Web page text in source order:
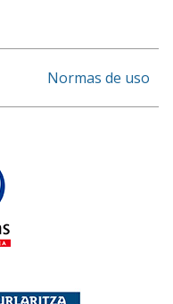
Normas de uso